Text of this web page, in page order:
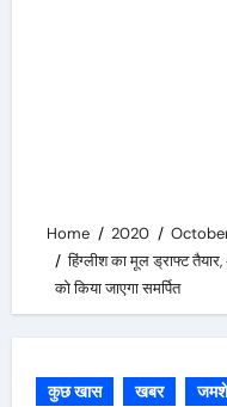
Home 2020
हिंग्लीश का मूल ड्राफ्ट
को किया जाएगा समर्पित
कुछ खास खबर